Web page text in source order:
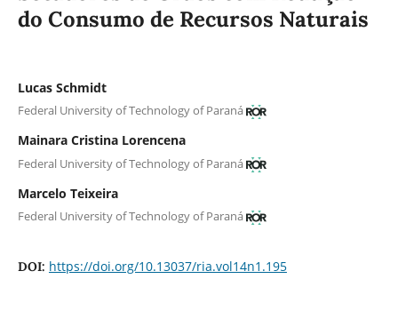
do Consumo de Recursos Naturais
Lucas Schmidt
Federal University of Technology of Paraná
Mainara Cristina Lorencena
Federal University of Technology of Paraná
Marcelo Teixeira
Federal University of Technology of Paraná
DOI: https://doi.org/10.13037/ria.vol14n1.195